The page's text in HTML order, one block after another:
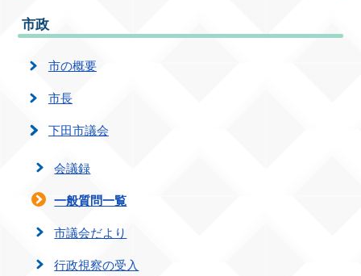
市政
市の概要
市長
下田市議会
会議録
一般質問一覧
市議会だより
行政視察の受入